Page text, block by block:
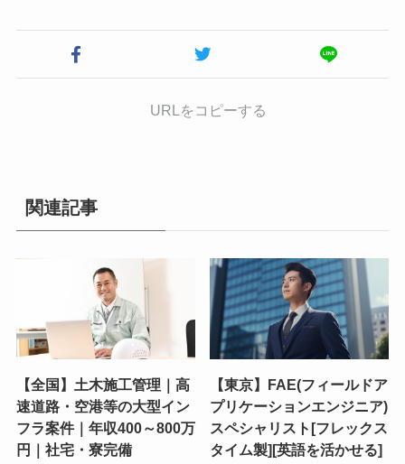
URLをコピーする
関連記事
【全国】土木施工管理｜高
速道路・空港等の大型イン
フラ案件｜年収400～800万
円｜社宅・寮完備
【東京】FAE(フィールドア
プリケーションエンジニア)
スペシャリスト[フレックス
タイム製][英語を活かせる]